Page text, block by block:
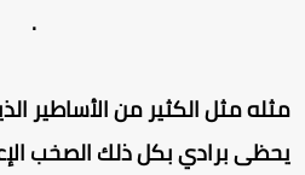
مثل الكثير من الأساطير
برادي بكل ذلك الصخب